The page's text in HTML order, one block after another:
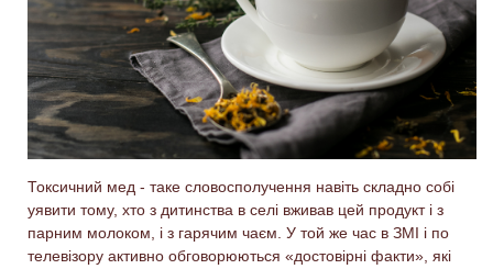
Токсичний мед - таке словосполучення навіть складно собі
уявити тому, хто з дитинства в селі вживав цей продукт і з
парним молоком, і з гарячим чаєм. У той же час в ЗМІ і по
телевізору активно обговорюються «достовірні факти», які